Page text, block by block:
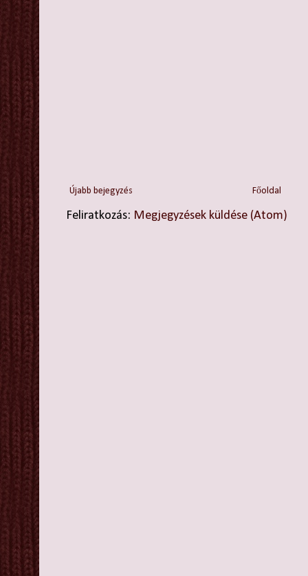
Újabb bejegyzés Főoldal
Feliratkozás: Megjegyzések küldése (Atom)